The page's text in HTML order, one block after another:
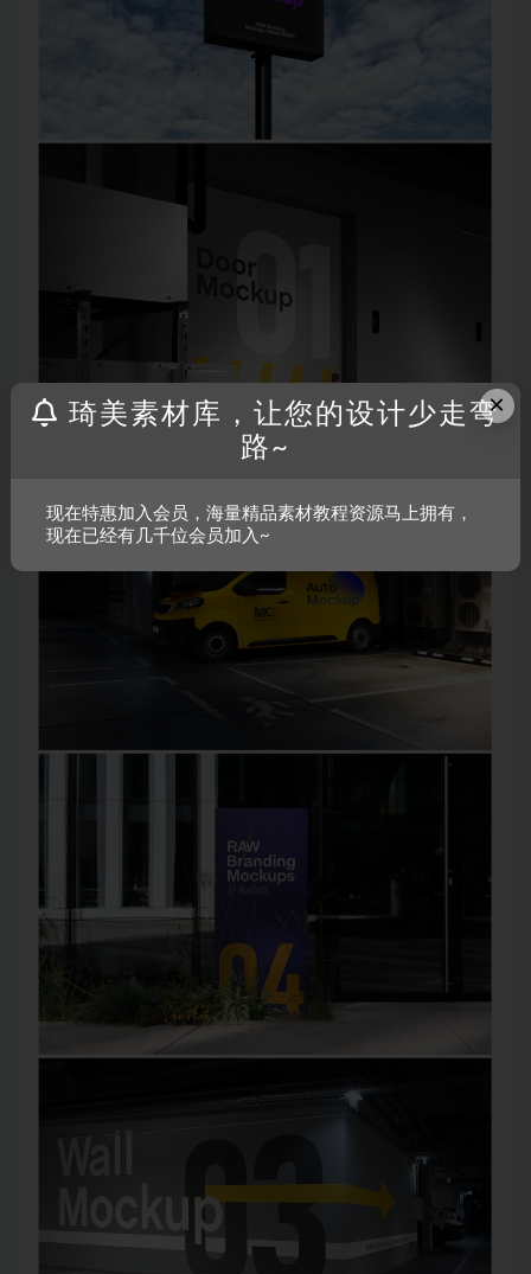
×
琦美素材库，让您的设计少走弯
路~
现在特惠加入会员，海量精品素材教程资源马上拥有，
现在已经有几千位会员加入~